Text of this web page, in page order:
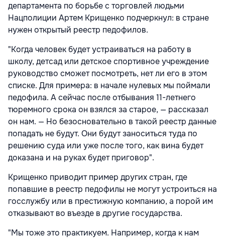
департамента по борьбе с торговлей людьми
Нацполиции Артем Крищенко подчеркнул: в стране
нужен открытый реестр педофилов.
"Когда человек будет устраиваться на работу в
школу, детсад или детское спортивное учреждение
руководство сможет посмотреть, нет ли его в этом
списке. Для примера: в начале нулевых мы поймали
педофила. А сейчас после отбывания 11-летнего
тюремного срока он взялся за старое, — рассказал
он нам. — Но безосновательно в такой реестр данные
попадать не будут. Они будут заноситься туда по
решению суда или уже после того, как вина будет
доказана и на руках будет приговор".
Крищенко приводит пример других стран, где
попавшие в реестр педофилы не могут устроиться на
госслужбу или в престижную компанию, а порой им
отказывают во въезде в другие государства.
"Мы тоже это практикуем. Например, когда к нам